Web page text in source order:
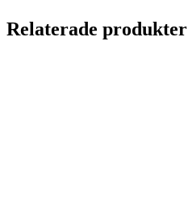
Relaterade produkter